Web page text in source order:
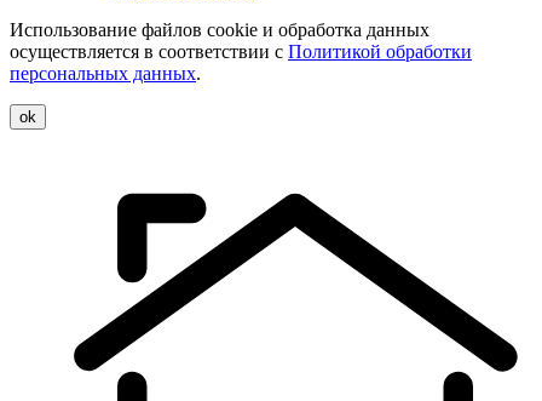
Использование файлов cookie и обработка данных
осуществляется в соответствии с Политикой обработки
персональных данных.
ok